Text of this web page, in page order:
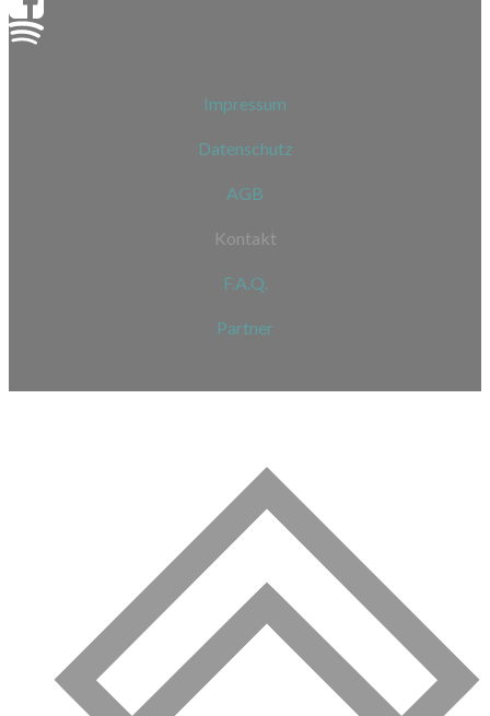
Impressum
Datenschutz
AGB
Kontakt
F.A.Q.
Partner